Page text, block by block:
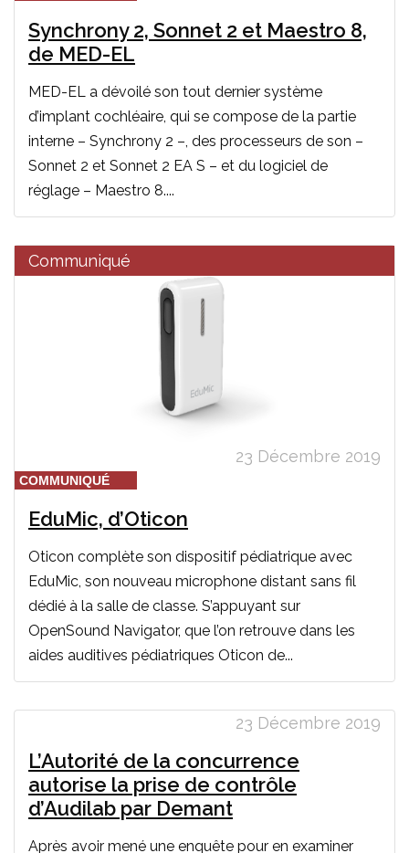
Synchrony 2, Sonnet 2 et Maestro 8,
de MED-EL
MED-EL a dévoilé son tout dernier système
d’implant cochléaire, qui se compose de la partie
interne – Synchrony 2 –, des processeurs de son –
Sonnet 2 et Sonnet 2 EA S – et du logiciel de
réglage – Maestro 8....
Communiqué
23 Décembre 2019
COMMUNIQUÉ
EduMic, d’Oticon
Oticon complète son dispositif pédiatrique avec
EduMic, son nouveau microphone distant sans fil
dédié à la salle de classe. S’appuyant sur
OpenSound Navigator, que l’on retrouve dans les
aides auditives pédiatriques Oticon de...
23 Décembre 2019
L’Autorité de la concurrence
autorise la prise de contrôle
d’Audilab par Demant
Après avoir mené une enquête pour en examiner